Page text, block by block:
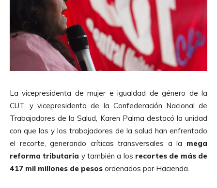
La vicepresidenta de mujer e igualdad de género de la
CUT, y vicepresidenta de la Confederación Nacional de
Trabajadores de la Salud , Karen Palma destacó la unidad
con que las y los trabajadores de la salud han enfrentado
el recorte, generando críticas transversales a la mega
reforma tributaria y también a los recortes de más de
417 mil millones de pesos ordenados por Hacienda.